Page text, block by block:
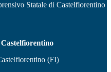
Statale di Castelfiorentino
(FI)